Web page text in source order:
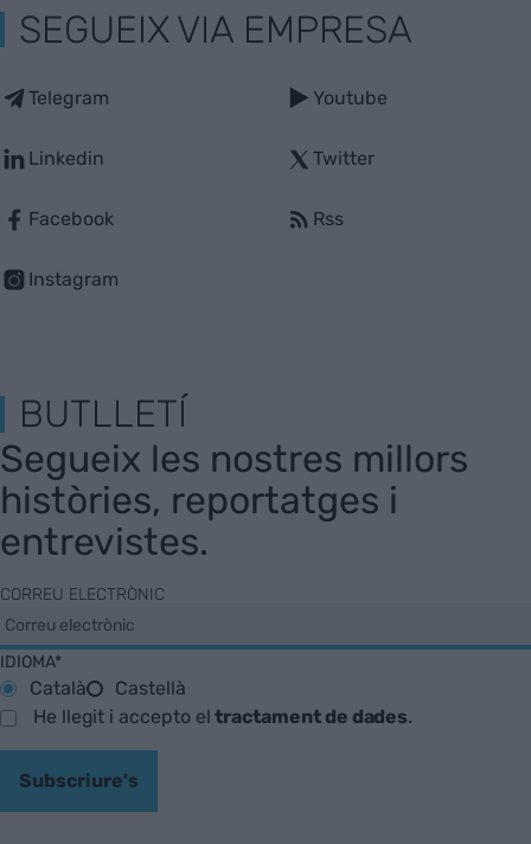
SEGUEIX VIA EMPRESA
Telegram
Linkedin
Facebook
Instagram
Youtube
Twitter
Rss
BUTLLETÍ
Segueix les nostres millors
històries, reportatges i
entrevistes.
CORREU ELECTRÒNIC
IDIOMA*
Català
Castellà
He llegit i accepto eltractament de dades.
Subscriure's